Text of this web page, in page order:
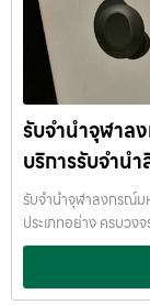
ความปลอดภัย และ
/ ตู้นิรภัย พนักงานผ่
บันทึกข้อมูลลูกค้าเป็
เอกสารสัญญาอย่าง
กำหนด ติดต่อเราได้
นัล21อโศก รับจำนำเ
เป็นธรรม ให้ราคาสูง
การให้บริการที่ โปร่
ภายในสถานที่ที่มีระ
พร้อมให้คำปรึกษาอ
บริการของเราออกแ
ต้องขายสินทรัพย์ เรา
พยายามให้บริการด้ว
ของ รับจำนำพลัส เพื่อ
จุดบริการในหลายพื้น
เขต รัชดา เขต บางแ
ลาดพร้าวโชคชัย4 ล
บางนา เมกาบางนา
โชว์รูมแจ้งวัฒนะ — เ
รับจำนำจุฬาล
บริการรับจำน
รับจำนำจุฬาลงกรณ์ม
ประเภทอย่าง ครบวง
รับจำนำสินค้าไอทีทุก
รัชดา บางแค รามอิน
สูง รับจำนำจุฬาลงก